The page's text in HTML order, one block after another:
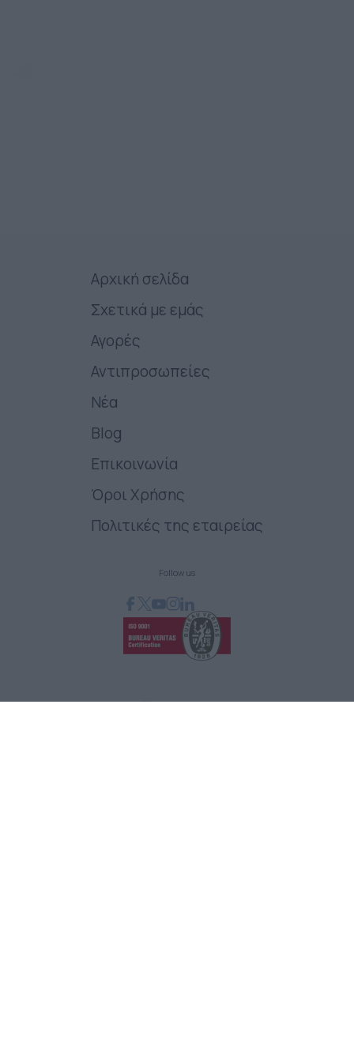
Αρχική σελίδα
Σχετικά με εμάς
Αγορές
Αντιπροσωπείες
Νέα
Blog
Επικοινωνία
Όροι Χρήσης
Πολιτικές της εταιρείας
Follow us